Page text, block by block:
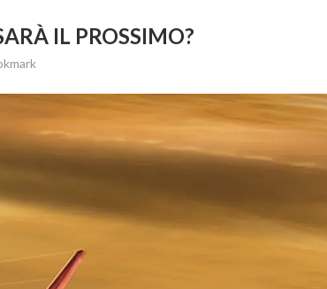
IL PROSSIMO?